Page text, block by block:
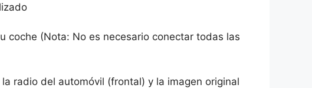
(Nota: No es necesario conectar todas las
radio del automóvil (frontal) y la imagen original